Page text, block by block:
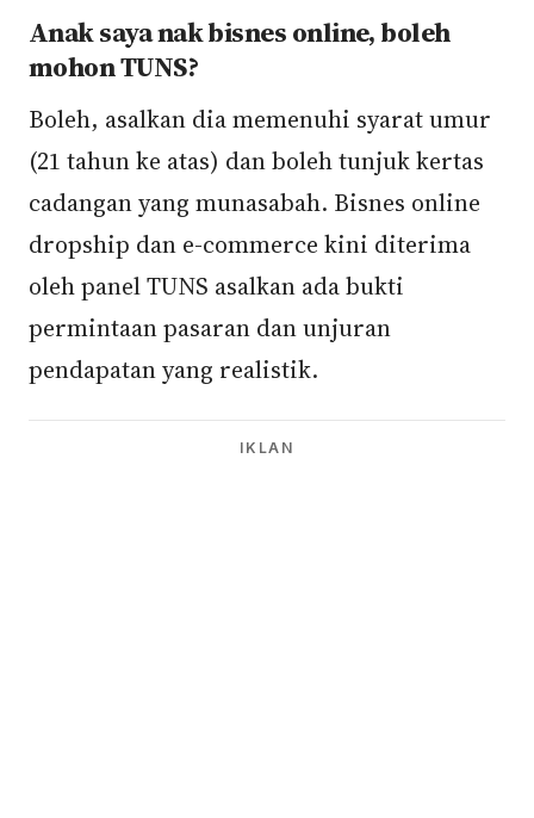
Anak saya nak bisnes online, boleh
mohon TUNS?
Boleh, asalkan dia memenuhi syarat umur
(21 tahun ke atas) dan boleh tunjuk kertas
cadangan yang munasabah. Bisnes online
dropship dan e-commerce kini diterima
oleh panel TUNS asalkan ada bukti
permintaan pasaran dan unjuran
pendapatan yang realistik.
IKLAN